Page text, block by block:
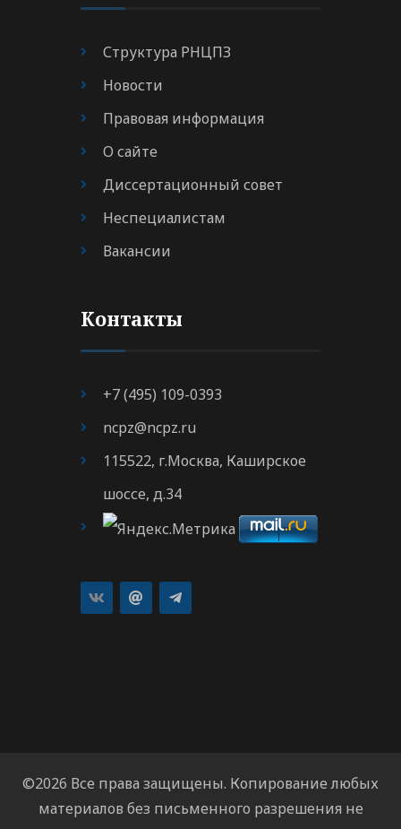
Структура РНЦПЗ
Новости
Правовая информация
О сайте
Диссертационный совет
Неспециалистам
Вакансии
Контакты
+7 (495) 109-0393
ncpz@ncpz.ru
115522, г.Москва, Каширское
шоссе, д.34
©2026 Все права защищены. Копирование любых
материалов без письменного разрешения не